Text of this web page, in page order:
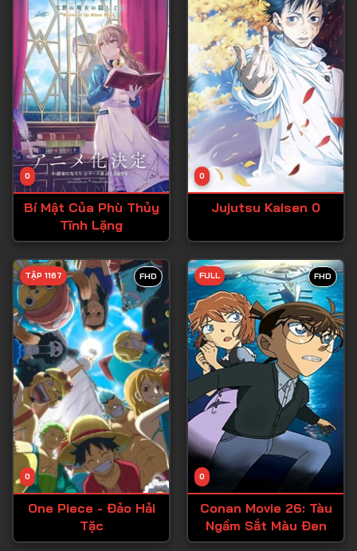
Tập 20
Tập 21
Tập 22
Tập 23
Tập 24
Tập 25
Tập 26
Tập 29
Tập 30
Tập 31
Tập 32
Tập 33
Tập 34
Tập 35
Tập 36
0
Bí Mật Của Phù Thủy
Tĩnh Lặng
0
Jujutsu Kaisen 0
FHD
0
TẬP 1167
One Piece - Đảo Hải
Tặc
FHD
0
FULL
Conan Movie 26: Tàu
Ngầm Sắt Màu Đen